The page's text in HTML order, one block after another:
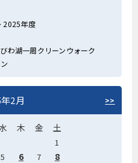
2025年度
湖一周クリーンウォーク
2月 >>
木 金 土
1
5 6 7 8